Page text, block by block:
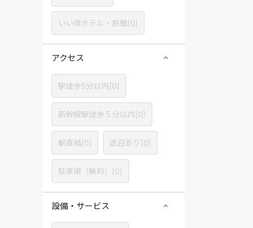
いい値ホテル・旅館[0]
アクセス
駅徒歩5分以内 [0]
新幹線駅徒歩５分以内 [0]
駅直結[0] 送迎あり [0]
駐車場（無料） [0]
設備・サービス